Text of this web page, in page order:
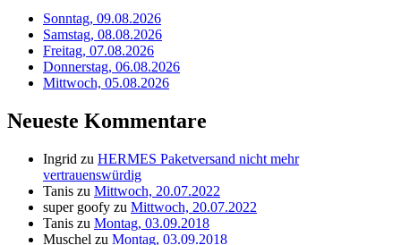
Sonntag, 09.08.2026
Samstag, 08.08.2026
Freitag, 07.08.2026
Donnerstag, 06.08.2026
Mittwoch, 05.08.2026
Neueste Kommentare
Ingrid zu HERMES Paketversand nicht mehr
vertrauenswürdig
Tanis zu Mittwoch, 20.07.2022
super goofy zu Mittwoch, 20.07.2022
Tanis zu Montag, 03.09.2018
Muschel zu Montag, 03.09.2018